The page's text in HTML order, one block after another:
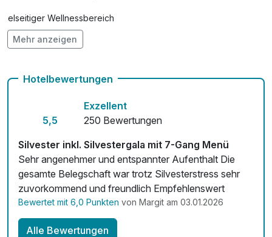
Vielseitiger Wellnessbereich
Hunde im Hotel nicht erlaubt
Fitnessgeräte stehen bereit
Kostenloses W-LAN
Zimmerservice verfügbar
Mit Hotelbar
Mehr anzeigen
Hotelbewertungen
5,5
Exzellent
250 Bewertungen
Silvester inkl. Silvestergala mit 7-Gang Menü
Sehr angenehmer und entspannter Aufenthalt Die
gesamte Belegschaft war trotz Silvesterstress sehr
zuvorkommend und freundlich Empfehlenswert
Bewertet mit 6,0 Punkten von Margit am 03.01.2026
Alle Bewertungen